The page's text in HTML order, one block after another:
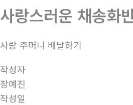
사랑스러운 채송화
사랑 주머니 배달하기
작성자
장예진
작성일